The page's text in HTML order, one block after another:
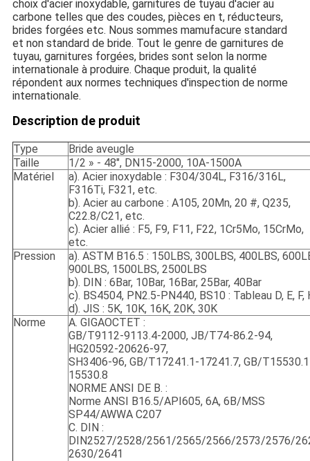
choix d'acier inoxydable, garnitures de tuyau d'acier au
carbone telles que des coudes, pièces en t, réducteurs,
brides forgées etc. Nous sommes mamufacure standard
et non standard de bride. Tout le genre de garnitures de
tuyau, garnitures forgées, brides sont selon la norme
internationale à produire. Chaque produit, la qualité
répondent aux normes techniques d'inspection de norme
internationale.
Description de produit
Type
Bride aveugle
Taille
1/2 » - 48", DN15-2000, 10A-1500A
Matériel
a). Acier inoxydable : F304/304L, F316/316L,
F316Ti, F321, etc.
b). Acier au carbone : A105, 20Mn, 20 #, Q235,
C22.8/C21, etc.
c). Acier allié : F5, F9, F11, F22, 1Cr5Mo, 15CrMo,
etc.
Pression
a). ASTM B16.5 : 150LBS, 300LBS, 400LBS,
900LBS, 1500LBS, 2500LBS
b). DIN : 6Bar, 10Bar, 16Bar, 25Bar, 40Bar
c). BS4504, PN2.5-PN440, BS10 : Tableau D, E, F,
d). JIS : 5K, 10K, 16K, 20K, 30K
Norme
A. GIGAOCTET :
GB/T9112-9113.4-2000, JB/T74-86.2-94,
HG20592-20626-97,
SH3406-96, GB/T17241.1-17241.7, GB/
15530.8
NORME ANSI DE B. :
Norme ANSI B16.5/API605, 6A, 6B/MSS
SP44/AWWA C207
C. DIN :
DIN2527/2528/2561/2565/2566/2573/2576/
2630/2641